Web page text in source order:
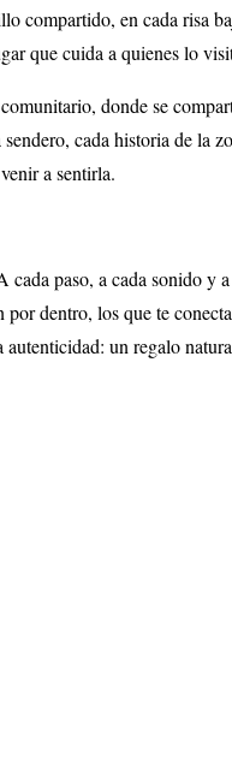
compartido, en cada risa
que cuida a quienes lo
donde se
cada historia de la
a sentirla.
paso, a cada sonido y
por dentro, los que te
autenticidad: un regalo